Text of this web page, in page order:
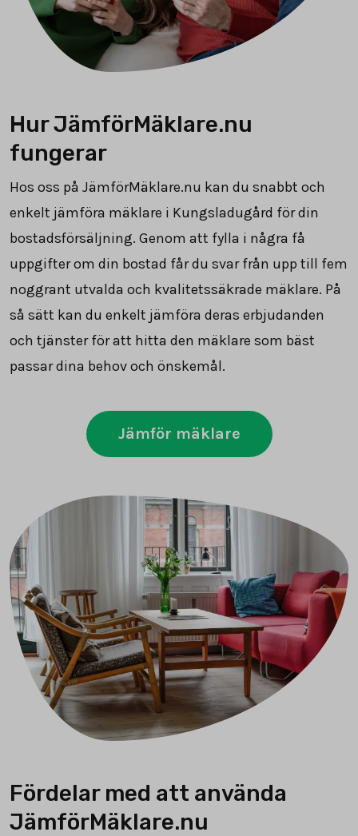
Hur JämförMäklare.nu
fungerar
Hos oss på JämförMäklare.nu kan du snabbt och
enkelt jämföra mäklare i Kungsladugård för din
bostadsförsäljning. Genom att fylla i några få
uppgifter om din bostad får du svar från upp till fem
noggrant utvalda och kvalitetssäkrade mäklare. På
så sätt kan du enkelt jämföra deras erbjudanden
och tjänster för att hitta den mäklare som bäst
passar dina behov och önskemål.
Jämför mäklare
Fördelar med att använda
JämförMäklare.nu